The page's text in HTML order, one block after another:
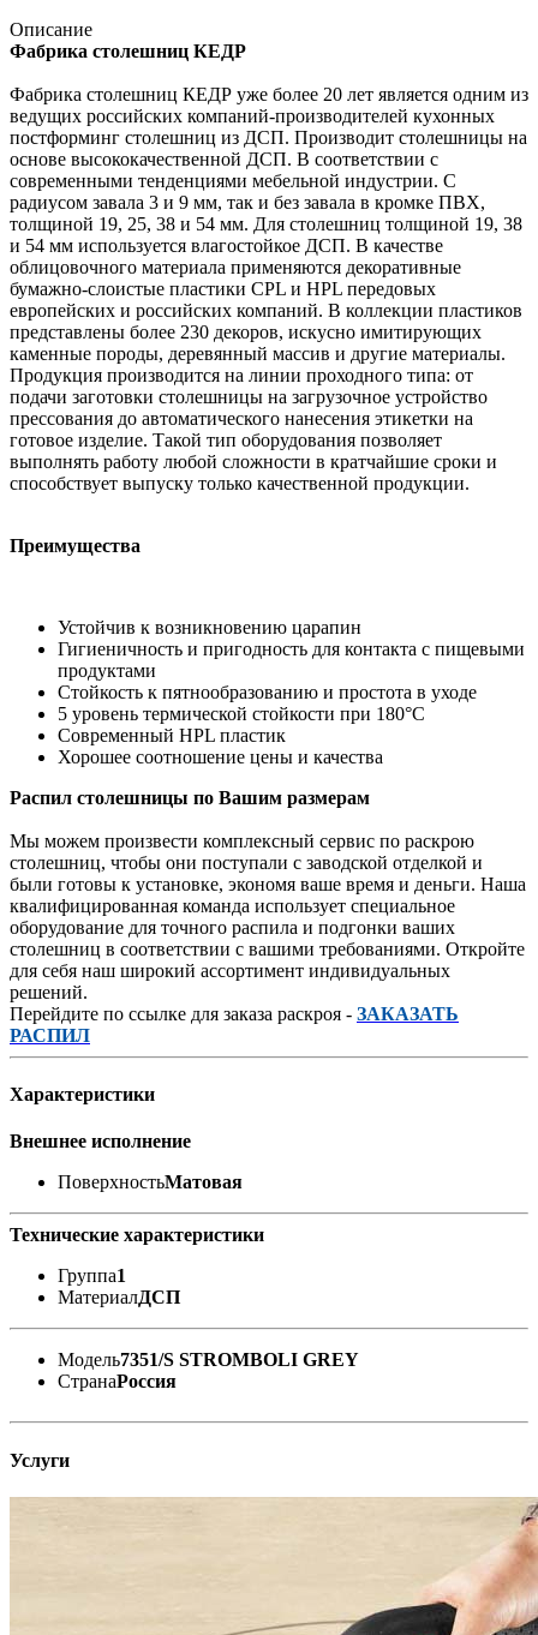
Описание
Фабрика столешниц КЕДР
Фабрика столешниц КЕДР уже более 20 лет является одним из
ведущих российских компаний-производителей кухонных
постформинг столешниц из ДСП. Производит столешницы на
основе высококачественной ДСП. В соответствии с
современными тенденциями мебельной индустрии. С
радиусом завала 3 и 9 мм, так и без завала в кромке ПВХ,
толщиной 19, 25, 38 и 54 мм. Для столешниц толщиной 19, 38
и 54 мм используется влагостойкое ДСП. В качестве
облицовочного материала применяются декоративные
бумажно-слоистые пластики CPL и HPL передовых
европейских и российских компаний. В коллекции пластиков
представлены более 230 декоров, искусно имитирующих
каменные породы, деревянный массив и другие материалы.
Продукция производится на линии проходного типа: от
подачи заготовки столешницы на загрузочное устройство
прессования до автоматического нанесения этикетки на
готовое изделие. Такой тип оборудования позволяет
выполнять работу любой сложности в кратчайшие сроки и
способствует выпуску только качественной продукции.
Преимущества
Устойчив к возникновению царапин
Гигиеничность и пригодность для контакта с пищевыми
продуктами
Стойкость к пятнообразованию и простота в уходе
5 уровень термической стойкости при 180°С
Современный HPL пластик
Хорошее соотношение цены и качества
Распил столешницы по Вашим размерам
Мы можем произвести комплексный сервис по раскрою
столешниц, чтобы они поступали с заводской отделкой и
были готовы к установке, экономя ваше время и деньги. Наша
квалифицированная команда использует специальное
оборудование для точного распила и подгонки ваших
столешниц в соответствии с вашими требованиями. Откройте
для себя наш широкий ассортимент индивидуальных
решений.
Перейдите по ссылке для заказа раскроя - ЗАКАЗАТЬ
РАСПИЛ
Характеристики
Внешнее исполнение
ПоверхностьМатовая
Технические характеристики
Группа1
МатериалДСП
Модель7351/S STROMBOLI GREY
СтранаРоссия
Услуги